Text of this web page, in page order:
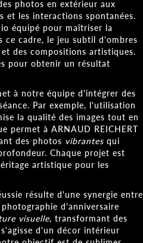
photos en extérieur aux
et les interactions spontanées.
équipé pour maîtriser la
cadre, le jeu subtil d'ombres
des compositions artistiques.
pour obtenir un résultat
à notre équipe d'intégrer des
Par exemple, l'utilisation
la qualité des images tout en
permet à ARNAUD REICHERT
des photos vibrantes qui
Chaque projet est
artistique pour les
résulte d'une synergie entre
d'anniversaire
visuelle, transformant des
d'un décor intérieur